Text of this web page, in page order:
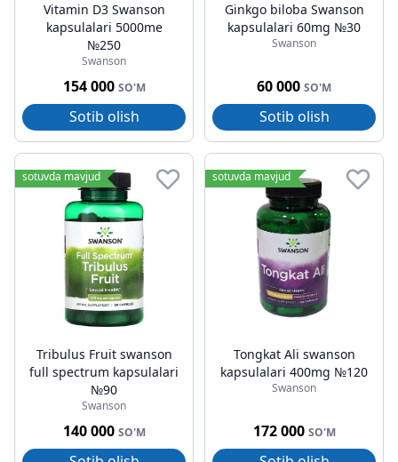
Vitamin D3 Swanson
kapsulalari 5000me
№250
Swanson
154 000 SO'M
Sotib olish
Ginkgo biloba Swanson
kapsulalari 60mg №30
Swanson
60 000 SO'M
Sotib olish
sotuvda mavjud
Tribulus Fruit swanson
full spectrum kapsulalari
№90
Swanson
140 000 SO'M
sotuvda mavjud
Tongkat Ali swanson
kapsulalari 400mg №120
Swanson
172 000 SO'M